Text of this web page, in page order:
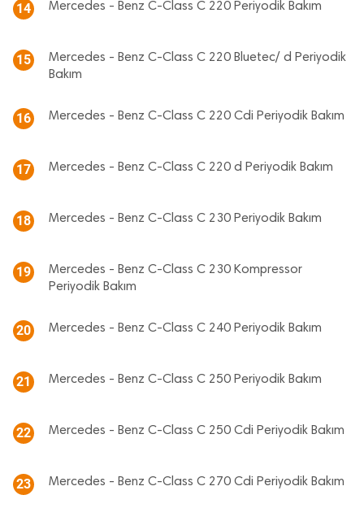
14 Mercedes - Benz C-Class C 220 Periyodik Bakım
15
Mercedes - Benz C-Class C 220 Bluetec/ d Periyodik
Bakım
16 Mercedes - Benz C-Class C 220 Cdi Periyodik Bakım
17 Mercedes - Benz C-Class C 220 d Periyodik Bakım
18 Mercedes - Benz C-Class C 230 Periyodik Bakım
19
Mercedes - Benz C-Class C 230 Kompressor
Periyodik Bakım
20 Mercedes - Benz C-Class C 240 Periyodik Bakım
21 Mercedes - Benz C-Class C 250 Periyodik Bakım
22 Mercedes - Benz C-Class C 250 Cdi Periyodik Bakım
23 Mercedes - Benz C-Class C 270 Cdi Periyodik Bakım